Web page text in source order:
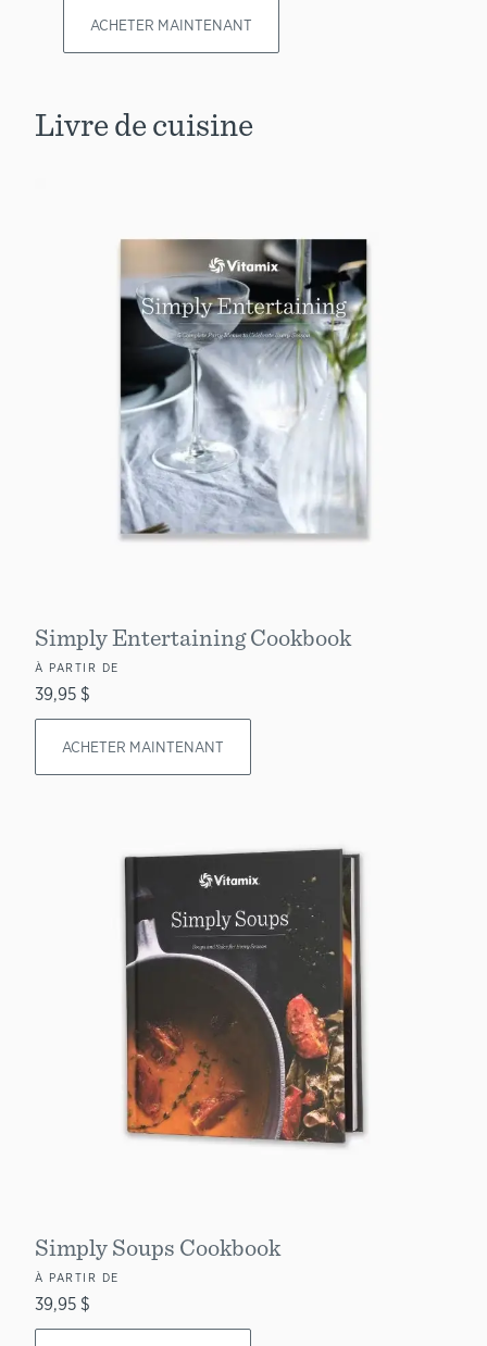
ACHETER MAINTENANT
Livre de cuisine
Simply Entertaining Cookbook
À PARTIR DE
39,95 $
ACHETER MAINTENANT
Simply Soups Cookbook
À PARTIR DE
39,95 $